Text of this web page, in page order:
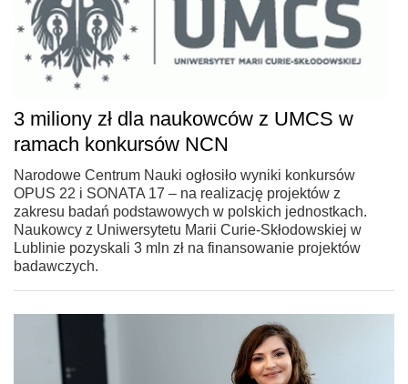
3 miliony zł dla naukowców z UMCS w
ramach konkursów NCN
Narodowe Centrum Nauki ogłosiło wyniki konkursów
OPUS 22 i SONATA 17 – na realizację projektów z
zakresu badań podstawowych w polskich jednostkach.
Naukowcy z Uniwersytetu Marii Curie-Skłodowskiej w
Lublinie pozyskali 3 mln zł na finansowanie projektów
badawczych.